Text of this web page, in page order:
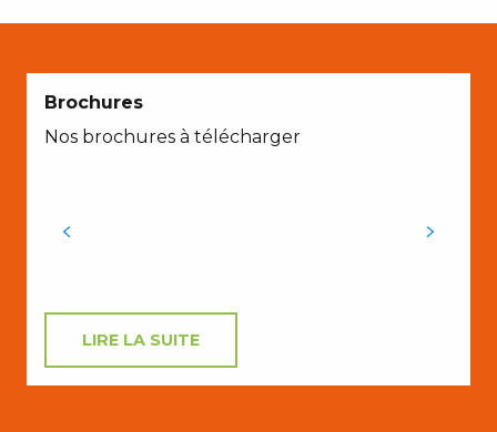
Brochures
Nos brochures à télécharger
LIRE LA SUITE